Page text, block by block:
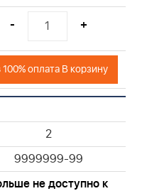
30
31
32
34
35
37
- +
оплата В корзину
2
9999999-99
не доступно к